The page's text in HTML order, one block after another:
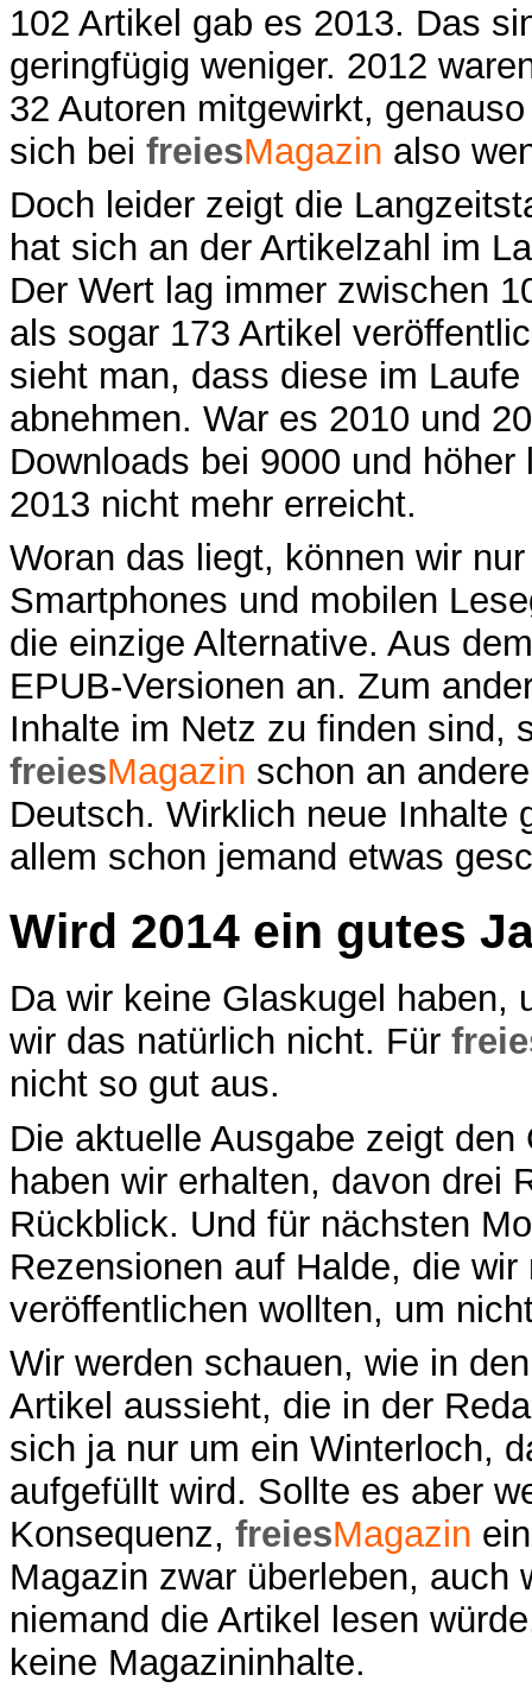
102 Artikel gab es 2013. Das
geringfügig weniger. 2012
32 Autoren mitgewirkt,
sich bei freiesMagazin also
Doch leider zeigt die
hat sich an der Artikelzahl im
Der Wert lag immer zwischen
als sogar 173 Artikel
sieht man, dass diese im
abnehmen. War es 2010 und
Downloads bei 9000 und
2013 nicht mehr erreicht.
Woran das liegt, können wir
Smartphones und mobilen
die einzige Alternative. Aus
EPUB-Versionen an. Zum
Inhalte im Netz zu finden sind,
freiesMagazin schon an
Deutsch. Wirklich neue Inhalte
allem schon jemand etwas
Wird 2014 ein gutes
Da wir keine Glaskugel haben,
wir das natürlich nicht. Für
nicht so gut aus.
Die aktuelle Ausgabe zeigt
haben wir erhalten, davon drei
Rückblick. Und für nächsten
Rezensionen auf Halde, die
veröffentlichen wollten, um
Wir werden schauen, wie in
Artikel aussieht, die in der
sich ja nur um ein Winterloch,
aufgefüllt wird. Sollte es aber
Konsequenz, freiesMagazin
Magazin zwar überleben, auch
niemand die Artikel lesen
keine Magazininhalte.